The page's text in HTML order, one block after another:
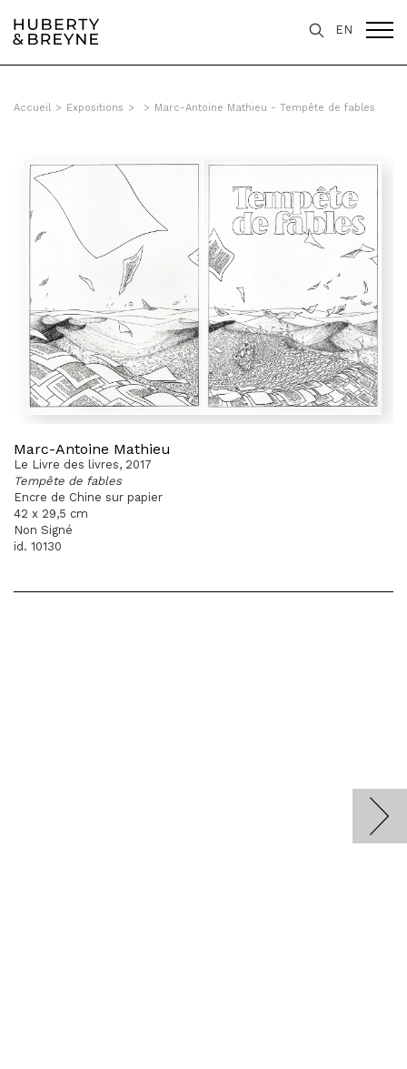
EN
Accueil > Expositions > > Marc-Antoine Mathieu - Tempête de fables
Marc-Antoine Mathieu
Le Livre des livres, 2017
Tempête de fables
Encre de Chine sur papier
42 x 29,5 cm
Non Signé
id. 10130